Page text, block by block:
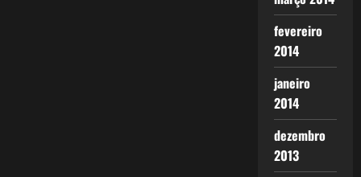
fevereiro
2014
janeiro
2014
dezembro
2013